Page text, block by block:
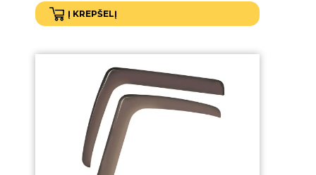
Į KREPŠELĮ